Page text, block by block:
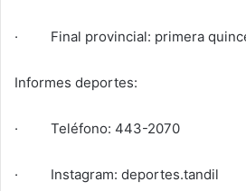
· Final provincial: primera
Informes deportes:
· Teléfono: 443-2070
· Instagram: deportes.tandil